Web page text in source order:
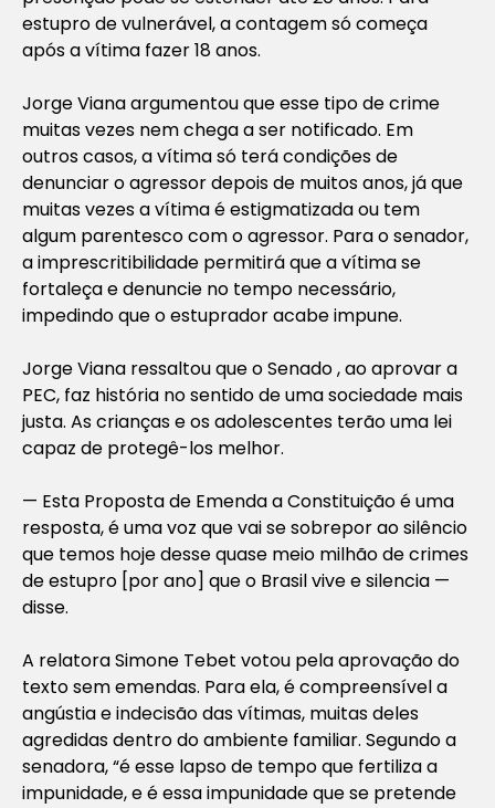
estupro de vulnerável, a contagem só começa
após a vítima fazer 18 anos.
Jorge Viana argumentou que esse tipo de crime
muitas vezes nem chega a ser notificado. Em
outros casos, a vítima só terá condições de
denunciar o agressor depois de muitos anos, já que
muitas vezes a vítima é estigmatizada ou tem
algum parentesco com o agressor. Para o senador,
a imprescritibilidade permitirá que a vítima se
fortaleça e denuncie no tempo necessário,
impedindo que o estuprador acabe impune.
Jorge Viana ressaltou que o Senado , ao aprovar a
PEC, faz história no sentido de uma sociedade mais
justa. As crianças e os adolescentes terão uma lei
capaz de protegê-los melhor.
— Esta Proposta de Emenda a Constituição é uma
resposta, é uma voz que vai se sobrepor ao silêncio
que temos hoje desse quase meio milhão de crimes
de estupro [por ano] que o Brasil vive e silencia —
disse.
A relatora Simone Tebet votou pela aprovação do
texto sem emendas. Para ela, é compreensível a
angústia e indecisão das vítimas, muitas deles
agredidas dentro do ambiente familiar. Segundo a
senadora, “é esse lapso de tempo que fertiliza a
impunidade, e é essa impunidade que se pretende